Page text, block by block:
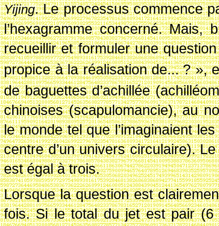
Yijing. Le processus commence
l’hexagramme concerné.
recueillir et formuler une
propice à la réalisation de... ? »,
de baguettes d’achillée
chinoises (scapulomancie),au
le monde tel que l’imaginaient
centre d’un univers circulaire).
est égal à trois.
Lorsque la question est
fois. Si le total du jet est pair